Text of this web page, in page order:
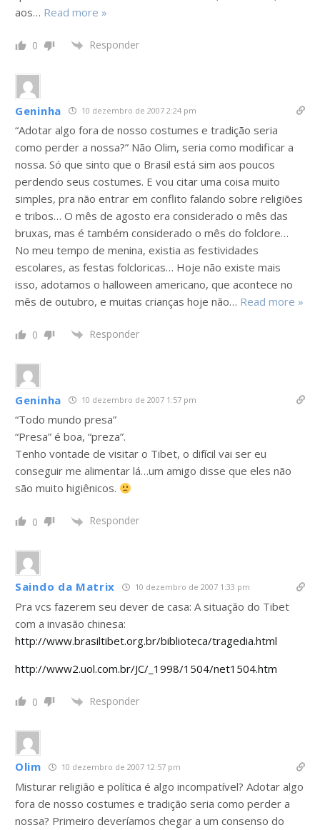
aos… Read more »
0 Responder
Geninha 10 dezembro de 2007 2:24 pm
“Adotar algo fora de nosso costumes e tradição seria
como perder a nossa?” Não Olim, seria como modificar a
nossa. Só que sinto que o Brasil está sim aos poucos
perdendo seus costumes. E vou citar uma coisa muito
simples, pra não entrar em conflito falando sobre religiões
e tribos… O mês de agosto era considerado o mês das
bruxas, mas é também considerado o mês do folclore…
No meu tempo de menina, existia as festividades
escolares, as festas folcloricas… Hoje não existe mais
isso, adotamos o halloween americano, que acontece no
mês de outubro, e muitas crianças hoje não… Read more »
0 Responder
Geninha 10 dezembro de 2007 1:57 pm
“Todo mundo presa”
“Presa” é boa, “preza”.
Tenho vontade de visitar o Tibet, o difícil vai ser eu
conseguir me alimentar lá…um amigo disse que eles não
são muito higiênicos.
0 Responder
Saindo da Matrix 10 dezembro de 2007 1:33 pm
Pra vcs fazerem seu dever de casa: A situação do Tibet
com a invasão chinesa:
http://www.brasiltibet.org.br/biblioteca/tragedia.html
http://www2.uol.com.br/JC/_1998/1504/net1504.htm
0 Responder
Olim 10 dezembro de 2007 12:57 pm
Misturar religião e política é algo incompatível? Adotar algo
fora de nosso costumes e tradição seria como perder a
nossa? Primeiro deveríamos chegar a um consenso do